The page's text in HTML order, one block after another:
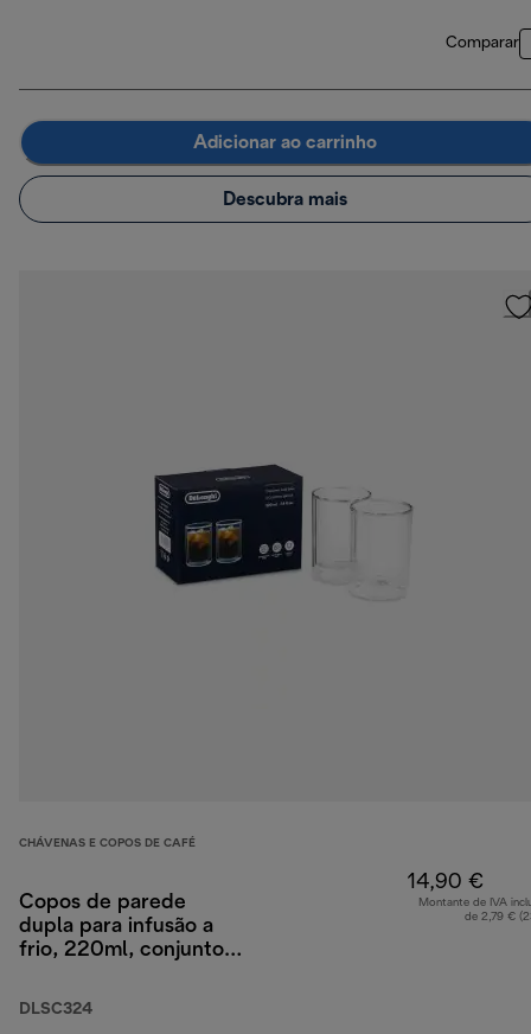
Comparar
Adicionar ao carrinho
Descubra mais
CHÁVENAS E COPOS DE CAFÉ
Copos de parede
dupla para infusão a
frio, 220ml, conjunto
DLSC324
14,90 €
Montante de IVA
de 2,79 €